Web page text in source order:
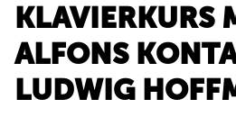
KLAVIERKURS
ALFONS
LUDWIG